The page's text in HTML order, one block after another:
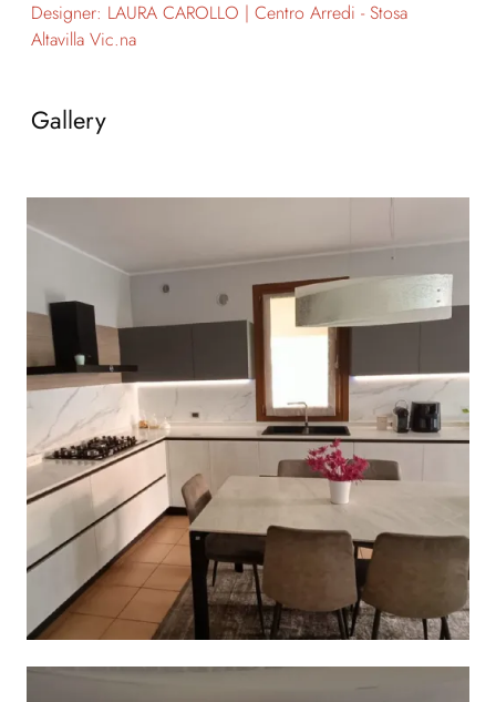
Designer: LAURA CAROLLO | Centro Arredi - Stosa
Altavilla Vic.na
Gallery